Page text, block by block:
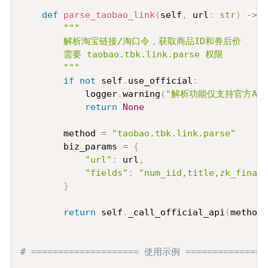
def parse_taobao_link( self , url : str) ->
"""
        解析淘宝链接/淘口令，获取商品ID和券后价
        需要 taobao.tbk.link.parse 权限
        """
if
not self . use_official :
            logger
.warning ( "解析功能仅支持官方
return
None
        method
=
"taobao.tbk.link.parse"
        biz_params
= {
"url" : url ,
"fields" :
}
return self . _call_official_api (method
# ==================== 使用示例